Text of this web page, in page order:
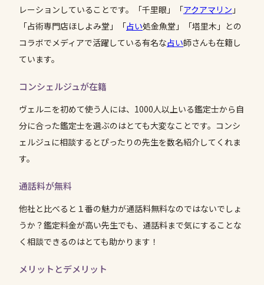
レーションしていることです。「千里眼」「アクアマリン 」
「占術専門店ほしよみ堂」「占い処金魚堂」「塔里木」との
コラボでメディアで活躍している有名な占い師さんも在籍し
ています。
コンシェルジュが在籍
ヴェルニを初めて使う人には、1000人以上いる鑑定士から自
分に合った鑑定士を選ぶのはとても大変なことです。コンシ
ェルジュに相談するとぴったりの先生を数名紹介してくれま
す。
通話料が無料
他社と比べると１番の魅力が通話料無料なのではないでしょ
うか？鑑定料金が高い先生でも、通話料まで気にすることな
く相談できるのはとても助かります！
メリットとデメリット